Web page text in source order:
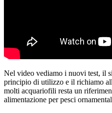
Nel video vediamo i nuovi test, il
principio di utilizzo e il richiamo
molti acquariofili resta un
alimentazione per pesci